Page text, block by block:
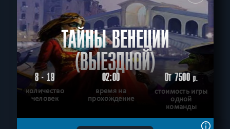
ТАЙНЫ ВЕНЕЦИИ
(ВЫЕЗДНОЙ)
8 - 19
количество
человек
02:00
время на
прохождение
От 7500р.
стоимость игры
одной
команды